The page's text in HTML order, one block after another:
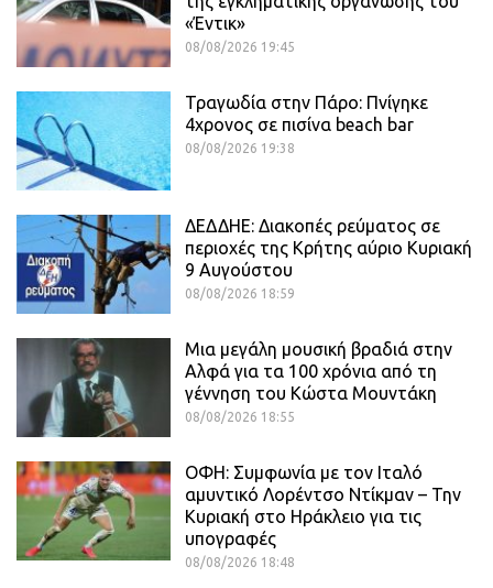
«Έντικ»
08/08/2026 19:45
Τραγωδία στην Πάρο: Πνίγηκε
4χρονος σε πισίνα beach bar
08/08/2026 19:38
ΔΕΔΔΗΕ: Διακοπές ρεύματος σε
περιοχές της Κρήτης αύριο Κυριακή
9 Αυγούστου
08/08/2026 18:59
Μια μεγάλη μουσική βραδιά στην
Αλφά για τα 100 χρόνια από τη
γέννηση του Κώστα Μουντάκη
08/08/2026 18:55
ΟΦΗ: Συμφωνία με τον Ιταλό
αμυντικό Λορέντσο Ντίκμαν – Την
Κυριακή στο Ηράκλειο για τις
υπογραφές
08/08/2026 18:48